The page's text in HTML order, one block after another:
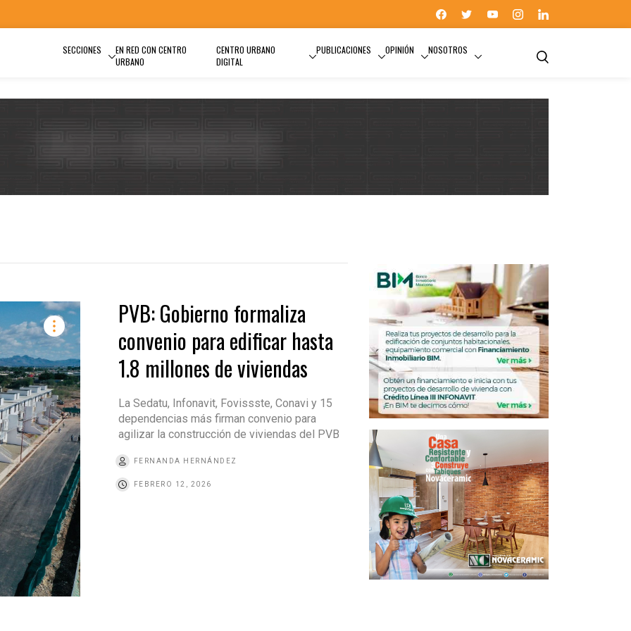
SECCIONES
EN RED CON CENTRO
URBANO
CENTRO URBANO
DIGITAL
PUBLICACIONES OPINIÓN NOSOTROS
PVB: Gobierno formaliza
convenio para edificar hasta
1.8 millones de viviendas
La Sedatu, Infonavit, Fovissste, Conavi y 15
dependencias más firman convenio para
agilizar la construcción de viviendas del PVB
FERNANDA HERNÁNDEZ
FEBRERO 12, 2026
SEDATU